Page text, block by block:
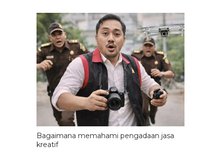
Bagaimana memahami pengadaan jasa
kreatif